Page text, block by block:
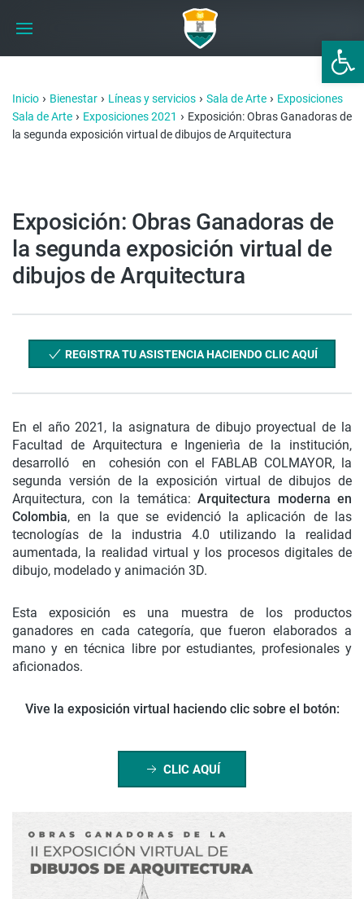
Abrir
Inicio › Bienestar › Líneas y servicios › Sala de Arte › Exposiciones
Sala de Arte › Exposiciones 2021 › Exposición: Obras Ganadoras de
la segunda exposición virtual de dibujos de Arquitectura
Exposición: Obras Ganadoras de
la segunda exposición virtual de
dibujos de Arquitectura
REGISTRA TU ASISTENCIA HACIENDO CLIC AQUÍ
En el año 2021, la asignatura de dibujo proyectual de la
Facultad de Arquitectura e Ingenierìa de la institución,
desarrolló en cohesión con el FABLAB COLMAYOR, la
segunda versión de la exposición virtual de dibujos de
Arquitectura, con la temática: Arquitectura moderna en
Colombia, en la que se evidenció la aplicación de las
tecnologías de la industria 4.0 utilizando la realidad
aumentada, la realidad virtual y los procesos digitales de
dibujo, modelado y animación 3D.
Esta exposición es una muestra de los productos
ganadores en cada categoría, que fueron elaborados a
mano y en técnica libre por estudiantes, profesionales y
aficionados.
Vive la exposición virtual haciendo clic sobre el botón:
CLIC AQUÍ